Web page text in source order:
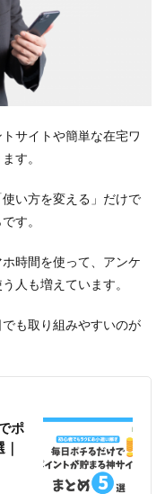
サイトや簡単な在宅ワ
す。
い方を変える」だけで
す。
時間を使って、アンケ
人も増えています。
も取り組みやすいのが
ポ